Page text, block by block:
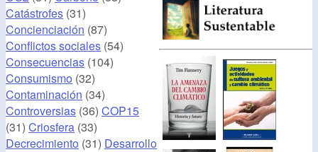
Catástrofes (31)
Concienciación (87)
Conflictos sociales (54)
Consecuencias (104)
Consumismo (32)
Contaminación (34)
Controversias (36) COP15
(31) Criosfera (33)
Decrecimiento (31) Desarrollo